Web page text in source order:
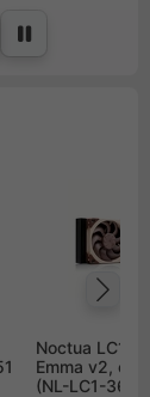
Noctua LC1
Emma v2,
(NL-LC1-36)